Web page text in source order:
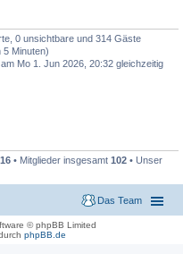
0 unsichtbare und 314 Gäste
Minuten)
Mo 1. Jun 2026, 20:32 gleichzeitig
• Mitglieder insgesamt 102 • Unser
Das Team
© phpBB Limited
phpBB.de